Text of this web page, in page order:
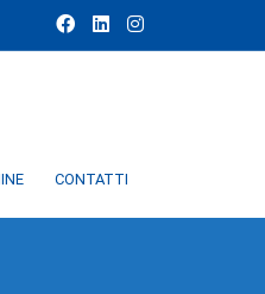
CONTATTI